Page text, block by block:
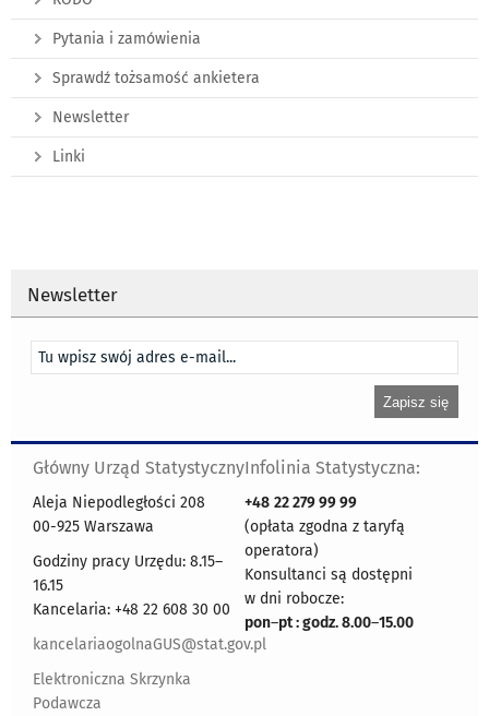
Pytania i zamówienia
Sprawdź tożsamość ankietera
Newsletter
Linki
Newsletter
Główny Urząd Statystyczny
Aleja Niepodległości 208
00-925 Warszawa
Godziny pracy Urzędu: 8.15–
16.15
Kancelaria: +48 22 608 30 00
kancelariaogolnaGUS@stat.gov.pl
Elektroniczna Skrzynka
Podawcza
Infolinia Statystyczna:
+48 22 279 99 99
(opłata zgodna z taryfą
operatora)
Konsultanci są dostępni
w dni robocze:
pon–pt : godz. 8.00–15.00